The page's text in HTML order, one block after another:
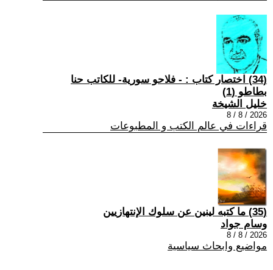
(34) اختصار كتاب : - فلاحو سورية- للكاتب حنا
بطاطو (1)
خليل الشيخة
2026 / 8 / 8
قراءات في عالم الكتب و المطبوعات
(35) ما كتبه لينين عن سلوك الإنتهازيين
وسام جواد
2026 / 8 / 8
مواضيع وابحاث سياسية